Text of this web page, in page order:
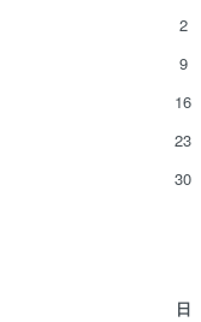
2
9
16
23
30
日